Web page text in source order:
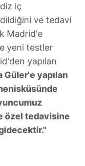
iç
ve tedavi
Madrid'e
yeni testler
yapılan
yapılan
özel tedavisine